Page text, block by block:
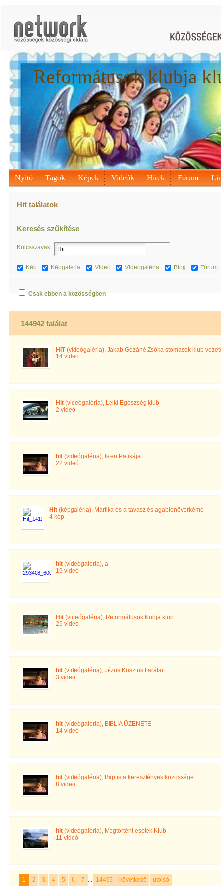
Reformátusok klubja
Nyitó Tagok Képek Videók Hírek Fórum
Hit találatok
Keresés szűkítése
Kulcsszavak:
Kép Képgaléria Videó Videógaléria Blog Fórum
Csak ebben a közösségben
144942 találat
HIT(videógaléria), Jakab Gézáné Zsóka stomasok klub
14 videó
Hit (videógaléria), Lelki Egészség klub
2 videó
hit (videógaléria), Isten Patikája
22 videó
Hit (képgaléria), Mártika és a tavasz és agabiénövérkémé
4 kép
hit (videógaléria), a
19 videó
Hit (videógaléria), Reformátusok klubja klub
25 videó
hit (videógaléria), Jézus Krisztus barátai.
3 videó
hit (videógaléria), BIBLIA ÜZENETE
14 videó
hit (videógaléria), Baptista keresztények közössége
8 videó
hit (videógaléria), Megtörtént esetek Klub
11 videó
1 2 3 4 5 6 7 ... 14495 következő utolsó